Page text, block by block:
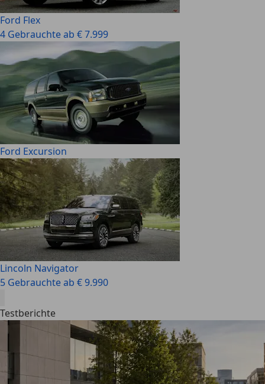
Ford Flex
4 Gebrauchte ab € 7.999
Ford Excursion
Lincoln Navigator
5 Gebrauchte ab € 9.990
Testberichte